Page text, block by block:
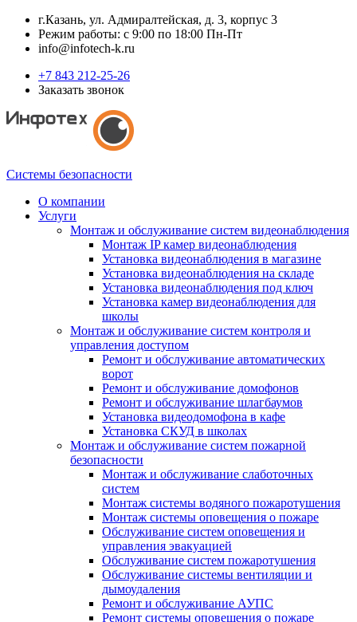
г.Казань, ул. Адмиралтейская, д. 3, корпус 3
Режим работы: с 9:00 по 18:00 Пн-Пт
info@infotech-k.ru
+7 843 212-25-26
Заказать звонок
Системы безопасности
О компании
Услуги
Монтаж и обслуживание систем видеонаблюдения
Монтаж IP камер видеонаблюдения
Установка видеонаблюдения в магазине
Установка видеонаблюдения на складе
Установка видеонаблюдения под ключ
Установка камер видеонаблюдения для
школы
Монтаж и обслуживание систем контроля и
управления доступом
Ремонт и обслуживание автоматических
ворот
Ремонт и обслуживание домофонов
Ремонт и обслуживание шлагбаумов
Установка видеодомофона в кафе
Установка СКУД в школах
Монтаж и обслуживание систем пожарной
безопасности
Монтаж и обслуживание слаботочных
систем
Монтаж системы водяного пожаротушения
Монтаж системы оповещения о пожаре
Обслуживание систем оповещения и
управления эвакуацией
Обслуживание систем пожаротушения
Обслуживание системы вентиляции и
дымоудаления
Ремонт и обслуживание АУПС
Ремонт системы оповещения о пожаре